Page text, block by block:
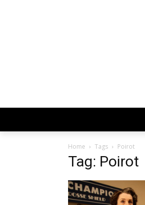
Home Tags Poirot
Tag: Poirot